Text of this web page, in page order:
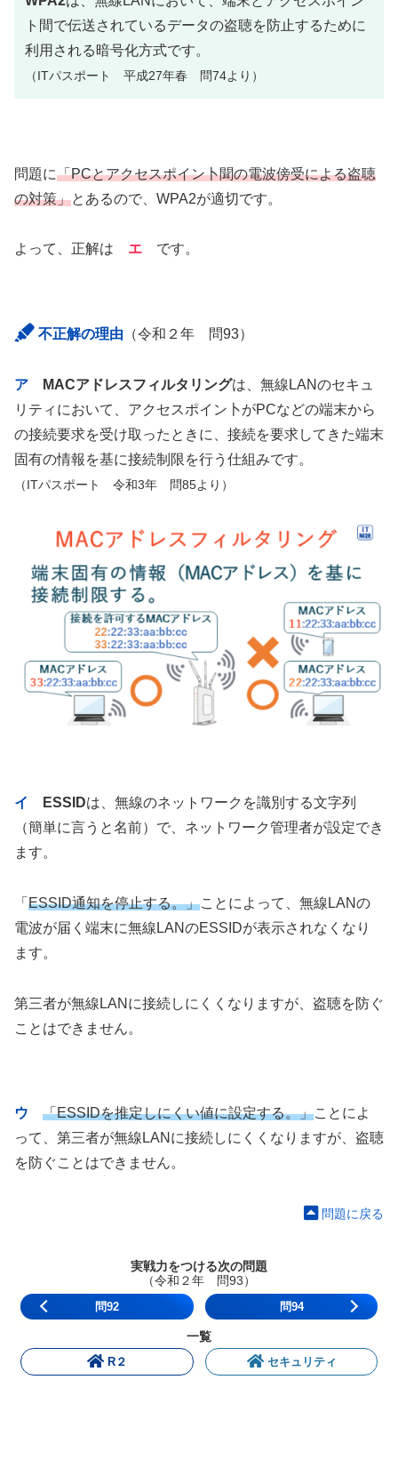
ト間で伝送されているデータの盗聴を防止するために
利用される暗号化方式です。
（ITパスポート 平成27年春 問74より）
問題に「PCとアクセスポイン卜聞の電波傍受による盗聴
の対策」とあるので、WPA2が適切です。
よって、正解は エ です。
不正解の理由 （令和２年 問93）
ア MACアドレスフィルタリングは、無線LANのセキュ
リティにおいて、アクセスポイン卜がPCなどの端末から
の接続要求を受け取ったときに、接続を要求してきた端末
固有の情報を基に接続制限を行う仕組みです。
（ITパスポート 令和3年 問85より）
イ ESSIDは、無線のネットワークを識別する文字列
（簡単に言うと名前）で、ネットワーク管理者が設定でき
ます。
「 ESSID通知を停止する。」ことによって、無線LANの
電波が届く端末に無線LANのESSIDが表示されなくなり
ます。
第三者が無線LANに接続しにくくなりますが、盗聴を防ぐ
ことはできません。
ウ 「ESSIDを推定しにくい値に設定する。」ことによ
って、第三者が無線LANに接続しにくくなりますが、盗聴
を防ぐことはできません。
問題に戻る
実戦力をつける次の問題
（令和２年 問93）
問92 問94
一覧
R２ セキュリティ